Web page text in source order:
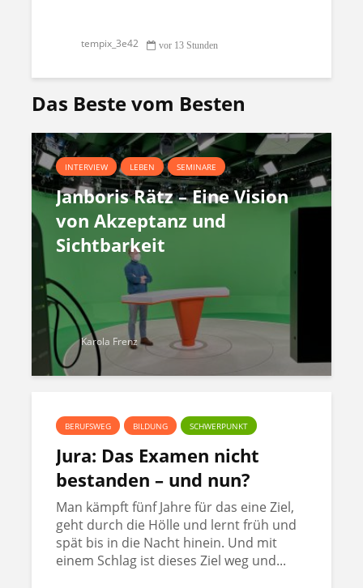
tempix_3e42 vor 13 Stunden
Das Beste vom Besten
INTERVIEW LEBEN SEMINARE
Janboris Rätz – Eine Vision
von Akzeptanz und
Sichtbarkeit
Karola Frenz
BERUFSWEG BILDUNG SCHWERPUNKT
Jura: Das Examen nicht
bestanden – und nun?
Man kämpft fünf Jahre für das eine Ziel,
geht durch die Hölle und lernt früh und
spät bis in die Nacht hinein. Und mit
einem Schlag ist dieses Ziel weg und...